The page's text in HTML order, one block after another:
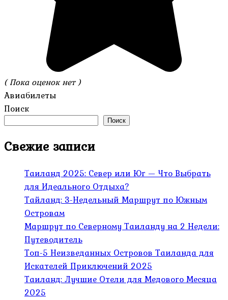
( Пока оценок нет )
Авиабилеты
Поиск
Поиск
Свежие записи
Таиланд 2025: Север или Юг — Что Выбрать
для Идеального Отдыха?
Тайланд: 3-Недельный Маршрут по Южным
Островам
Маршрут по Северному Таиланду на 2 Недели:
Путеводитель
Топ-5 Неизведанных Островов Таиланда для
Искателей Приключений 2025
Таиланд: Лучшие Отели для Медового Месяца
2025